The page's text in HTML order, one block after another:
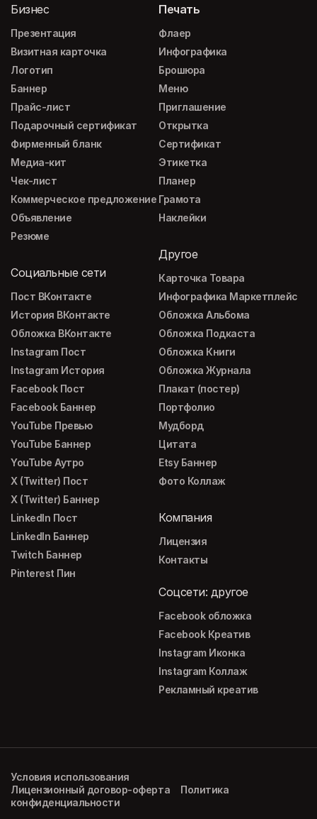
Бизнес
Презентация
Визитная карточка
Логотип
Баннер
Прайс-лист
Подарочный сертификат
Фирменный бланк
Медиа-кит
Чек-лист
Коммерческое предложение
Объявление
Резюме
Социальные сети
Пост ВКонтакте
История ВКонтакте
Обложка ВКонтакте
Instagram Пост
Instagram История
Facebook Пост
Facebook Баннер
YouTube Превью
YouTube Баннер
YouTube Аутро
X (Twitter) Пост
X (Twitter) Баннер
LinkedIn Пост
LinkedIn Баннер
Twitch Баннер
Pinterest Пин
Печать
Флаер
Инфографика
Брошюра
Меню
Приглашение
Открытка
Сертификат
Этикетка
Планер
Грамота
Наклейки
Другое
Карточка Товара
Инфографика Маркетплейс
Обложка Альбома
Обложка Подкаста
Обложка Книги
Обложка Журнала
Плакат (постер)
Портфолио
Мудборд
Цитата
Etsy Баннер
Фото Коллаж
Компания
Лицензия
Контакты
Соцсети: другое
Facebook обложка
Facebook Креатив
Instagram Иконка
Instagram Коллаж
Рекламный креатив
Условия использования
Лицензионный договор-оферта
Политика
конфиденциальности